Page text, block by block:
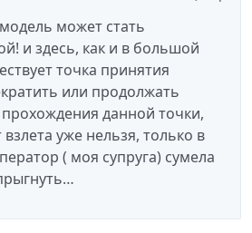
может стать
и здесь, как и в большой
точка принятия
или продолжать
данной точки,
взлета уже нельзя, только в
( моя супруга) сумела